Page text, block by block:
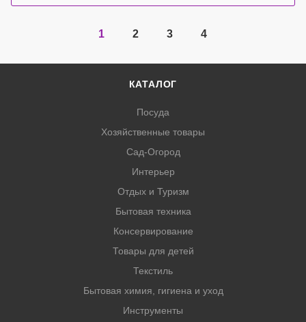
1 2 3 4
КАТАЛОГ
Посуда
Хозяйственные товары
Сад-Огород
Интерьер
Отдых и Туризм
Бытовая техника
Консервирование
Товары для детей
Текстиль
Бытовая химия, гигиена и уход
Инструменты